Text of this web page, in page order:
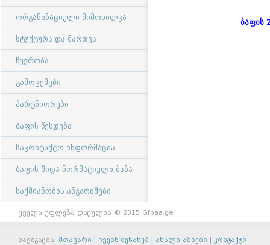
ორგანიზაციული მიმოხილვა
სტუქტურა და მართვა
წევრობა
გამოცემები
პარტნიორები
ბაფის წესდება
საკონტაქტო ინფორმაცია
ბაფის შიდა ნორმატიული ბაზა
საქმიანობის ანგარიშები
ბაფის
ყველა უფლება დაცულია © 2015 Gfpaa.ge
ნავიგაცია: მთავარი | ჩვენს შესახებ | ახალი ამბები | კონტაქტი